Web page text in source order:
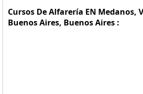
Cursos De Alfarería EN
Buenos Aires, Buenos Aires :